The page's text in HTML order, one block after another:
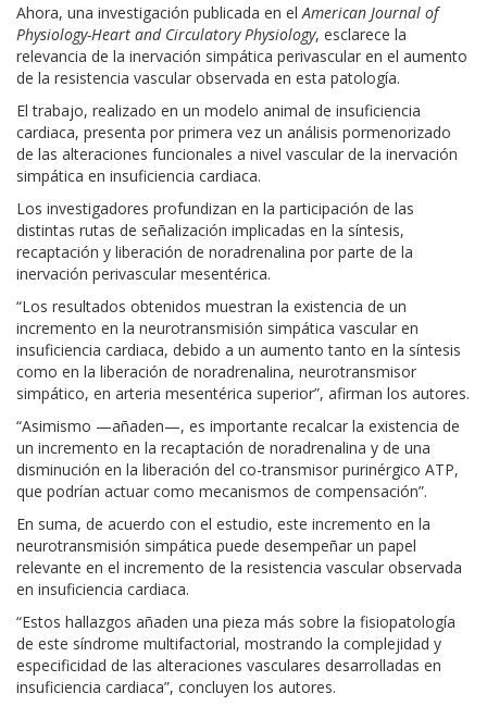
Ahora, una investigación publicada en elAmerican Journal of
Physiology-Heart and Circulatory Physiology, esclarece la
relevancia de la inervación simpática perivascular en el aumento
de la resistencia vascular observada en esta patología.
El trabajo, realizado en un modelo animal de insuficiencia
cardiaca, presenta por primera vez un análisis pormenorizado
de las alteraciones funcionales a nivel vascular de la inervación
simpática en insuficiencia cardiaca.
Los investigadores profundizan en la participación de las
distintas rutas de señalización implicadas en la síntesis,
recaptación y liberación de noradrenalina por parte de la
inervación perivascular mesentérica.
“Los resultados obtenidos muestran la existencia de un
incremento en la neurotransmisión simpática vascular en
insuficiencia cardiaca, debido a un aumento tanto en la síntesis
como en la liberación de noradrenalina, neurotransmisor
simpático, en arteria mesentérica superior”, afirman los autores.
“Asimismo —añaden—, es importante recalcar la existencia de
un incremento en la recaptación de noradrenalina y de una
disminución en la liberación del co-transmisor purinérgico ATP,
que podrían actuar como mecanismos de compensación”.
En suma, de acuerdo con el estudio, este incremento en la
neurotransmisión simpática puede desempeñar un papel
relevante en el incremento de la resistencia vascular observada
en insuficiencia cardiaca.
“Estos hallazgos añaden una pieza más sobre la fisiopatología
de este síndrome multifactorial, mostrando la complejidad y
especificidad de las alteraciones vasculares desarrolladas en
insuficiencia cardiaca”, concluyen los autores.